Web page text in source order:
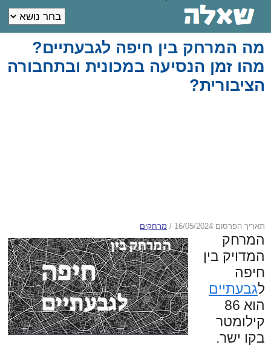
מה המרחק בין חיפה לגבעתיים?
מהו זמן הנסיעה במכונית ובתחבורה
הציבורית?
תאריך הפרסום 16/05/2024 / מרחקים
המרחק
המדויק בין
חיפה
לגבעתיים
הוא 86
קילומטר
בקו ישר.